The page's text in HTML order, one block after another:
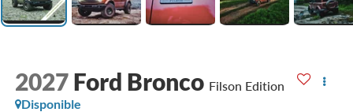
2027 Ford Bronco Filson Edition
Disponible